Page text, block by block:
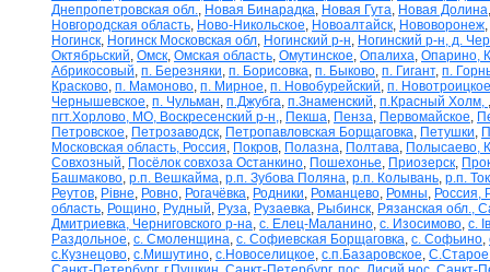
Днепропетровская обл., Новая Бинарадка, Новая Гута, Новая Долина
Новгородская область, Ново-Никольское, Новоалтайск, Нововоронеж,
Ногинск, Ногинск Московская обл, Ногинский р-н, Ногинский р-н, д.
Октябрьский, Омск, Омская область, Омутинское, Опалиха, Опарино,
Абрикосовый, п. Березняки, п. Борисовка, п. Быково, п. Гигант, п.
Красково, п. Мамоново, п. Мирное, п. Новобурейский, п.
Чернышевское, п. Чульман, п.Джубга, п.Знаменский, п.Красный Холм,
пгт.Хорлово, МО, Воскресенский р-н,, Пекша, Пенза, Первомайское,
Петровское, Петрозаводск, Петропавловская Борщаговка, Петушки,
Московская область, Россия, Покров, Полазна, Полтава, Полысаево,
Совхозный, Посёлок совхоза Останкино, Пошехонье, Приозерск,
Башмаково, р.п. Вешкайма, р.п. Зубова Поляна, р.п. Колывань, р.п.
Реутов, Рівне, Ровно, Рогачёвка, Родники, Романцево, Ромны, Россия,
область, Рощино, Рудный, Руза, Рузаевка, Рыбинск, Рязанская обл.,
Дмитриевка, Черниговского р-на, с. Елец-Маланино, с. Изосимово, с.
Раздольное, с. Смоленщина, с. Софиевская Борщаговка, с. Софьино,
с.Кузнецово, с.Мишутино, с.Новоселицкое, с.п.Базаровское,